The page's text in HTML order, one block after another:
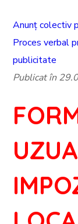
Anunț colectiv
Proces verbal
publicitate
Publicat în